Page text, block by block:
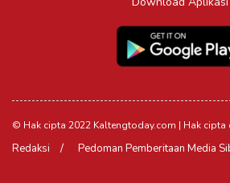
© Hak cipta 2022 Kaltengtoday.com | Hak
Redaksi Pedoman Pemberitaan Media